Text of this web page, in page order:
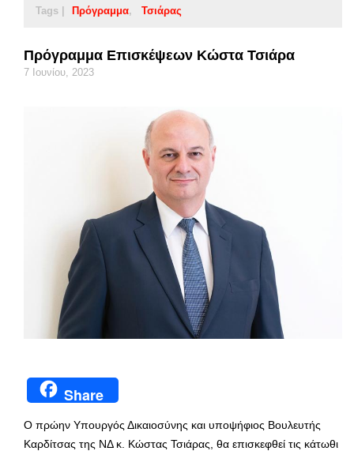
Tags | Πρόγραμμα Τσιάρας
Πρόγραμμα Επισκέψεων Κώστα Τσιάρα
7 Ιουνίου, 2023
Share
Ο πρώην Υπουργός Δικαιοσύνης και υποψήφιος Βουλευτής
Καρδίτσας της ΝΔ κ. Κώστας Τσιάρας, θα επισκεφθεί τις κάτωθι